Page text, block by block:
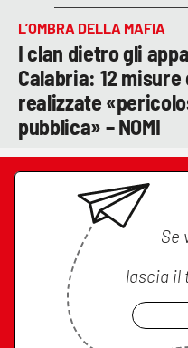
L’OMBRA DELLA MAFIA
I clan dietro gli
Calabria: 12
realizzate
pubblica» – NOMI
Se
lascia il